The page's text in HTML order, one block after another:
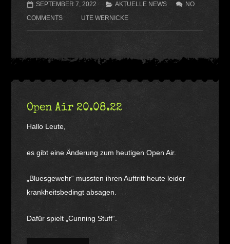
SEPTEMBER 7, 2022 AKTUELLE NEWS
NO
COMMENTS
UTE WERNICKE
Open Air 20.08.22
Hallo Leute,
es gibt eine Änderung zum heutigen Open Air.
„Bluesgewehr“ mussten ihren Auftritt heute leider
krankheitsbedingt absagen.
Dafür spielt „Cunning Stuff“.